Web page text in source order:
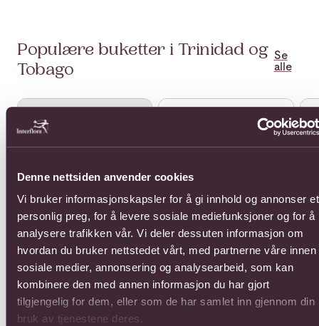
Denne nettsiden anvender cookies
Vi bruker informasjonskapsler for å gi innhold og annonser et
personlig preg, for å levere sosiale mediefunksjoner og for å
analysere trafikken vår. Vi deler dessuten informasjon om
hvordan du bruker nettstedet vårt, med partnerne våre innen
sosiale medier, annonsering og analysearbeid, som kan
kombinere den med annen informasjon du har gjort
tilgjengelig for dem, eller som de har samlet inn gjennom din
bruk av tjenestene deres.
Populære buketter i Trinidad og
Tobago
Se
alle
Se mer om 12 Roses Long Stemmed
12 Roses Long Stemmed
1617,-
Se mer om 12 Roses Medium
12 Roses Medium
Stemmed
968,-
Se